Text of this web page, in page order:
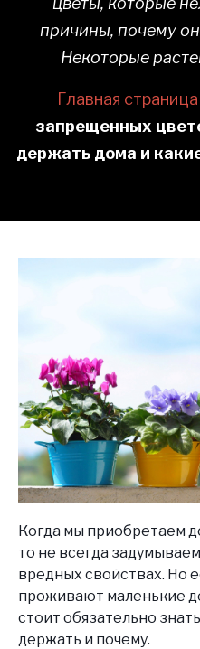
причины, почему
Некоторые
Главная страница
запрещенных
держать дома и
Когда мы приобретаем
то не всегда
вредных свойствах. Но
проживают маленькие
стоит обязательно
держать и почему.